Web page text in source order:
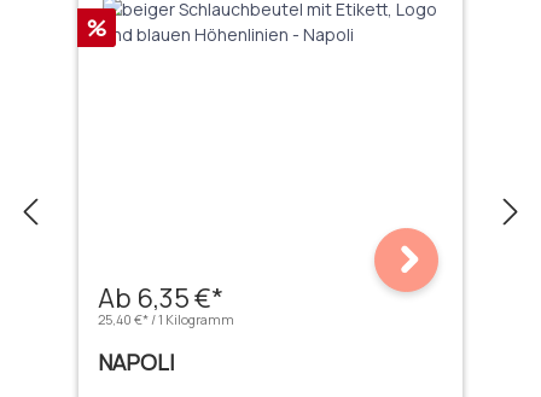
Rabatt
%
Ab 6,35 €*
25,40 €* / 1 Kilogramm
NAPOLI